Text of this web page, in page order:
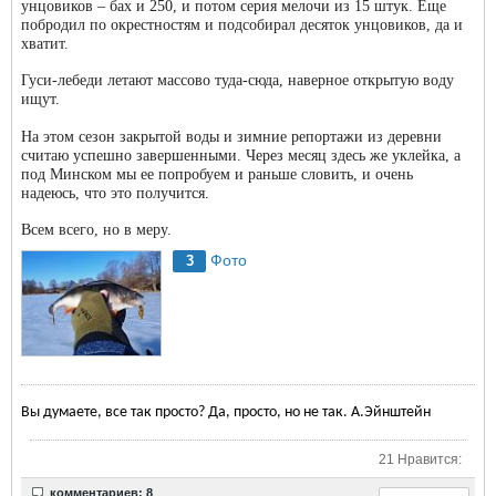
унцовиков – бах и 250, и потом серия мелочи из 15 штук. Еще
побродил по окрестностям и подсобирал десяток унцовиков, да и
хватит.
Гуси-лебеди летают массово туда-сюда, наверное открытую воду
ищут.
На этом сезон закрытой воды и зимние репортажи из деревни
считаю успешно завершенными. Через месяц здесь же уклейка, а
под Минском мы ее попробуем и раньше словить, и очень
надеюсь, что это получится.
Всем всего, но в меру.
3
Фото
Вы думаете, все так просто? Да, просто, но не так. А.Эйнштейн
21 Нравится:
комментариев: 8